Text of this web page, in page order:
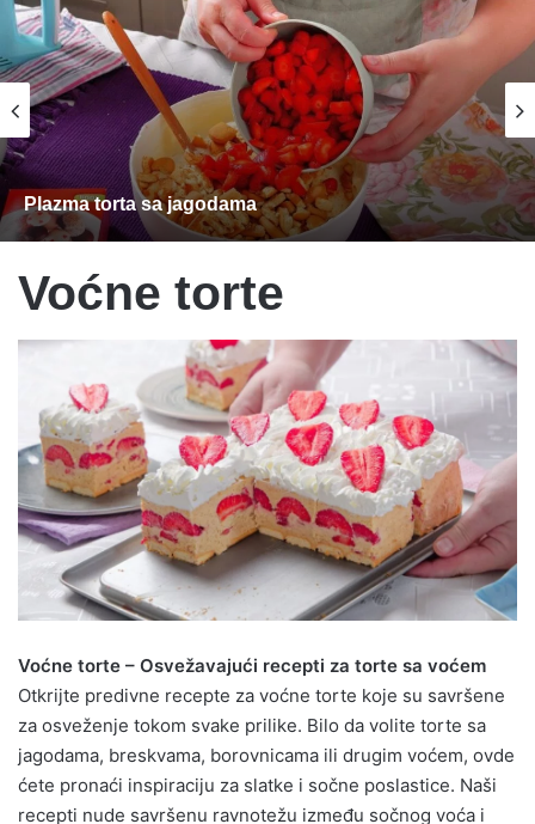
Plazma torta sa jagodama
Voćne torte
Voćne torte – Osvežavajući recepti za torte sa voćem
Otkrijte predivne recepte za voćne torte koje su savršene
za osveženje tokom svake prilike. Bilo da volite torte sa
jagodama, breskvama, borovnicama ili drugim voćem, ovde
ćete pronaći inspiraciju za slatke i sočne poslastice. Naši
recepti nude savršenu ravnotežu između sočnog voća i